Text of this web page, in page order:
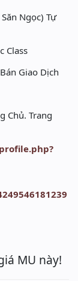
Ngọc) Tự
Class
Giao Dịch
Chủ. Trang
MU này!